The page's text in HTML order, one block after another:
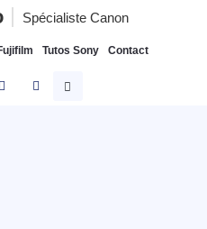
Spécialiste Canon
Tutos Sony Contact